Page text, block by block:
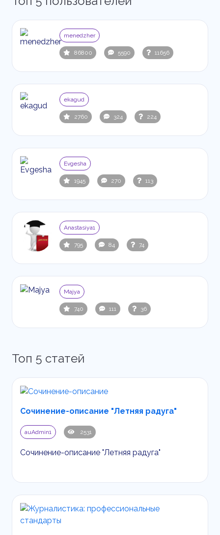
menedzher
86800 5590 11656
ekagud
2760 324 224
Evgesha
1945 270 113
Anastasiya1
795 84 74
Majya
740 111 36
Топ 5 статей
Сочинение-описание "Летняя радуга"
auAdmin1 2531
Сочинение-описание "Летняя радуга"